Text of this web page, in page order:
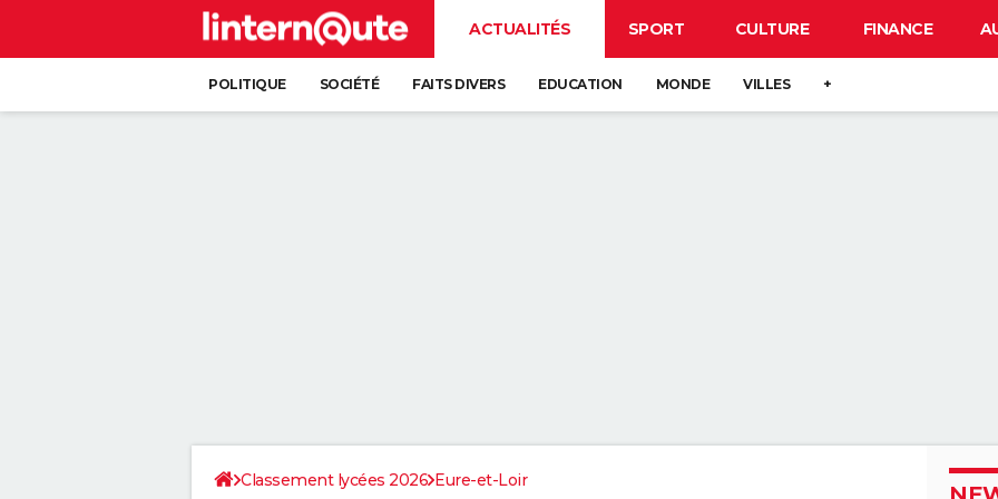
ACTUALITÉS SPORT CULTURE FINANCE
POLITIQUE SOCIÉTÉ FAITS DIVERS EDUCATION MONDE VILLES +
Classement lycées 2026 Eure-et-Loir